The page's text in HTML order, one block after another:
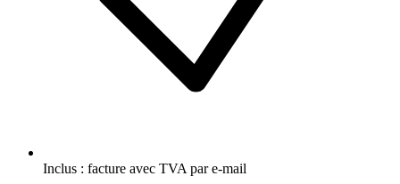
Inclus : facture avec TVA par e-mail